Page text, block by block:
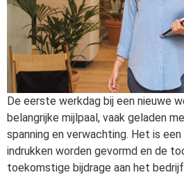
De eerste werkdag bij een nieuwe
belangrijke mijlpaal, vaak geladen
spanning en verwachting. Het is
indrukken worden gevormd en de
toekomstige bijdrage aan het